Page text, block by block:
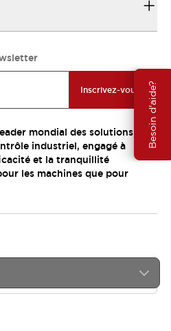
Besoin d'aide?
Inscrivez-vous
mondial des solutions
industriel, engagé à
et la tranquillité
les machines que pour